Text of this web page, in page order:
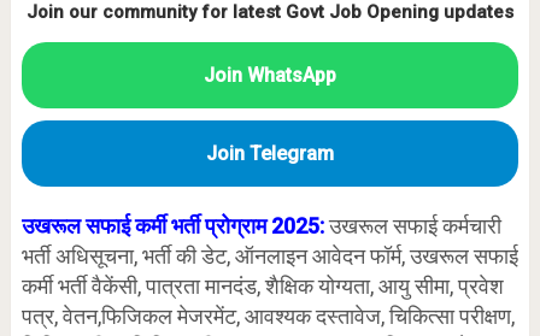
Join our community for latest Govt Job Opening updates
Join WhatsApp
Join Telegram
उखरूल सफाई कर्मी भर्ती प्रोग्राम 2025:उखरूल सफाई कर्मचारी
भर्ती अधिसूचना, भर्ती की डेट, ऑनलाइन आवेदन फॉर्म, उखरूल सफाई
कर्मी भर्ती वैकेंसी, पात्रता मानदंड, शैक्षिक योग्यता, आयु सीमा, प्रवेश
पत्र, वेतन,फिजिकल मेजरमेंट, आवश्यक दस्तावेज, चिकित्सा परीक्षण,